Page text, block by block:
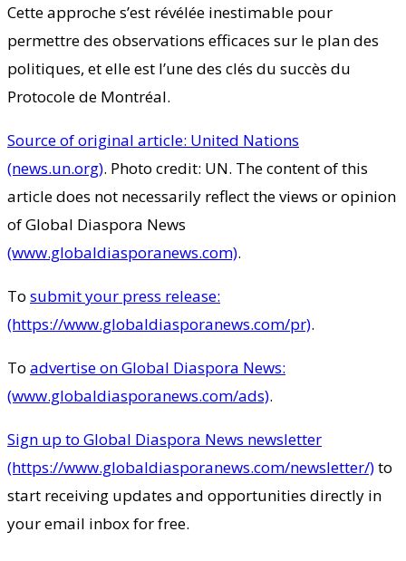
Cette approche s’est révélée inestimable pour
permettre des observations efficaces sur le plan des
politiques, et elle est l’une des clés du succès du
Protocole de Montréal.
Source of original article: United Nations
(news.un.org). Photo credit: UN. The content of this
article does not necessarily reflect the views or opinion
of Global Diaspora News
(www.globaldiasporanews.com).
To submit your press release:
(https://www.globaldiasporanews.com/pr).
To advertise on Global Diaspora News:
(www.globaldiasporanews.com/ads).
Sign up to Global Diaspora News newsletter
(https://www.globaldiasporanews.com/newsletter/)to
start receiving updates and opportunities directly in
your email inbox for free.